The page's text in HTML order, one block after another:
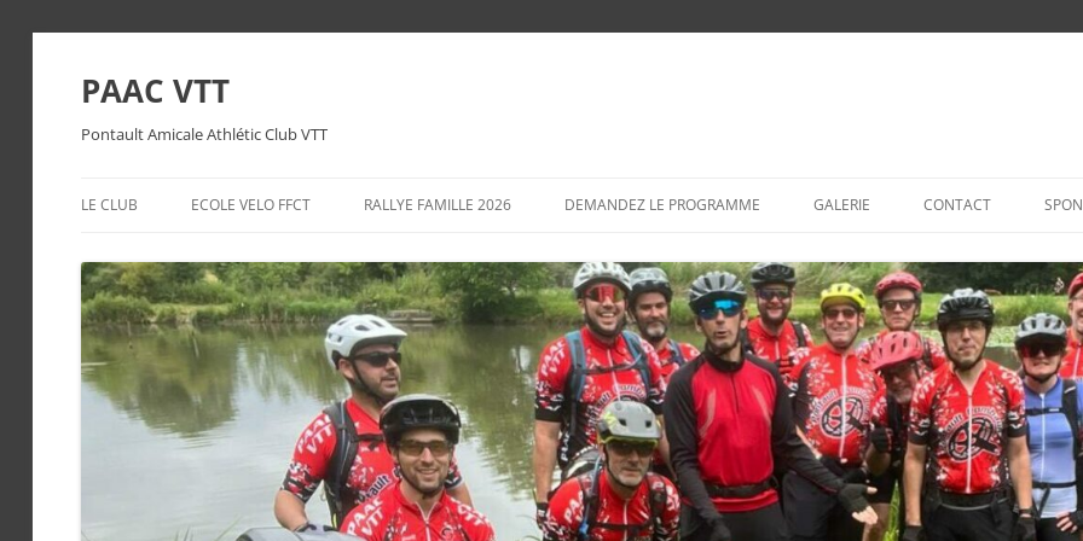
PAAC VTT
Pontault Amicale Athlétic Club VTT
au
LE CLUB ECOLE VELO FFCT RALLYE FAMILLE 2026 DEMANDEZ LE PROGRAMME GALERIE CONTACT